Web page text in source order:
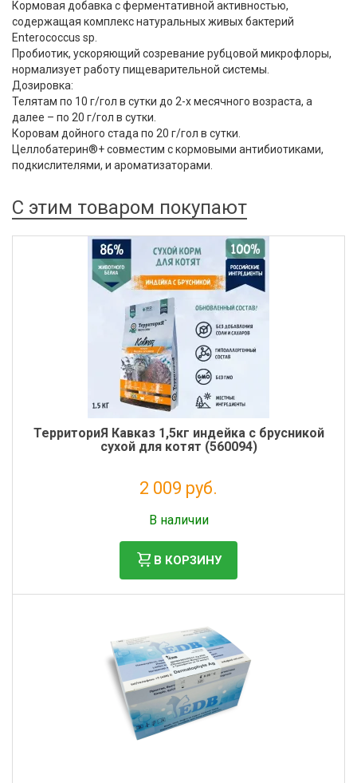
Кормовая добавка с ферментативной активностью,
содержащая комплекс натуральных живых бактерий
Enterococcus sp.
Пробиотик, ускоряющий созревание рубцовой микрофлоры,
нормализует работу пищеварительной системы.
Дозировка:
Телятам по 10 г/гол в сутки до 2-х месячного возраста, а
далее – по 20 г/гол в сутки.
Коровам дойного стада по 20 г/гол в сутки.
Целлобатерин®+ совместим с кормовыми антибиотиками,
подкислителями, и ароматизаторами.
С этим товаром покупают
ТерриториЯ Кавказ 1,5кг индейка с брусникой
сухой для котят (560094)
2 009 руб.
В наличии
В КОРЗИНУ